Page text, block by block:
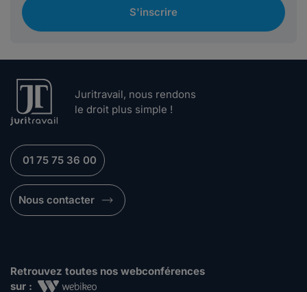
S'inscrire
Juritravail, nous rendons
le droit plus simple !
01 75 75 36 00
Nous contacter
Retrouvez toutes nos webconférences
sur :